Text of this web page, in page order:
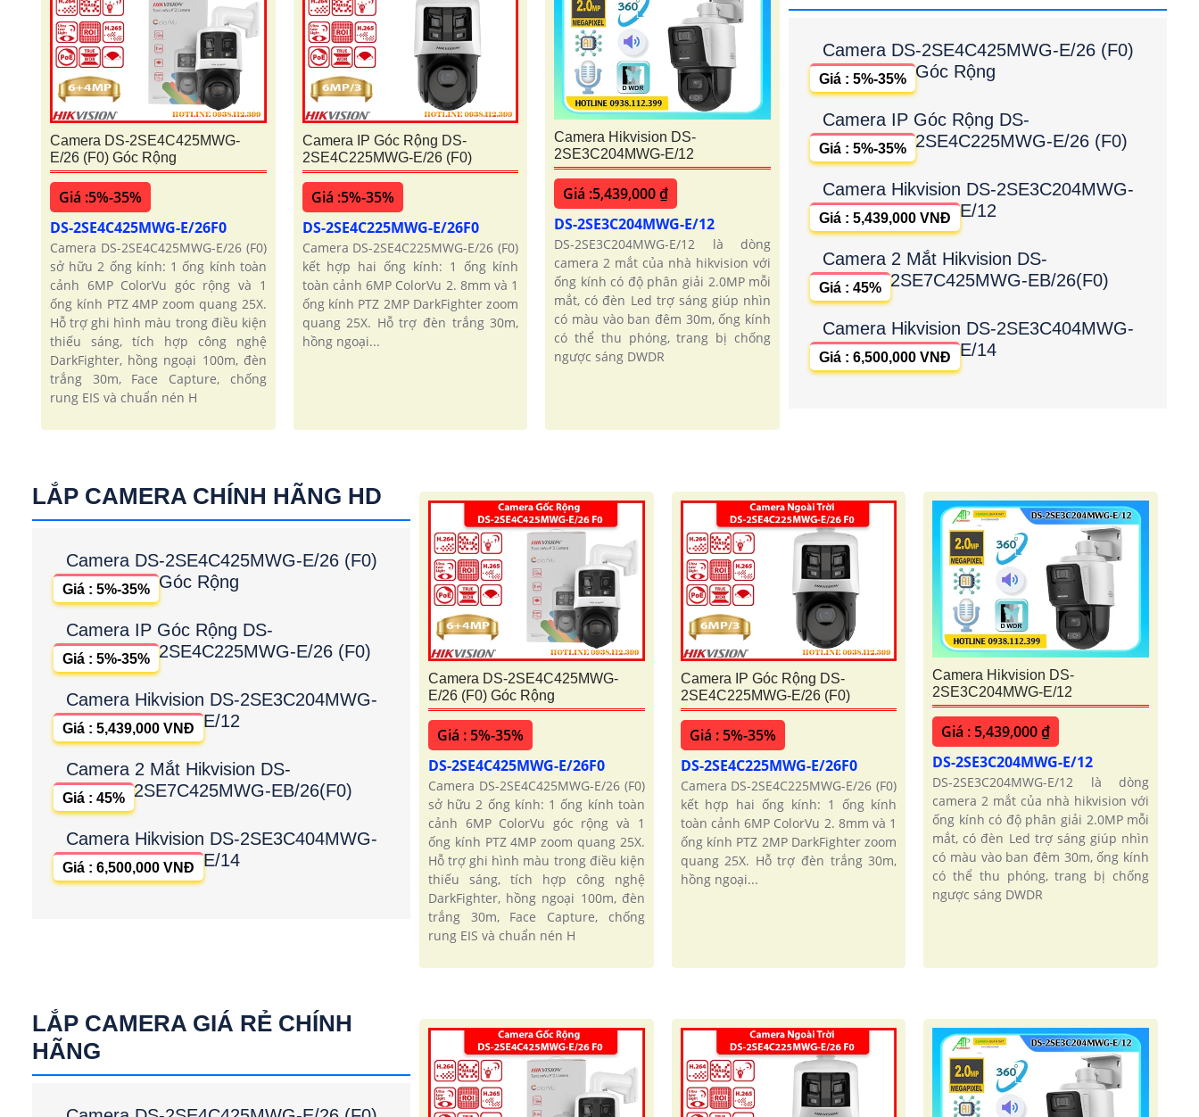
Camera DS-2SE4C425MWG-
E/26 (F0) Góc Rộng
Giá :5%-35%
DS-2SE4C425MWG-E/26F0
Camera DS-2SE4C425MWG-E/26 (F0)
sở hữu 2 ống kính: 1 ống kính toàn
cảnh 6MP ColorVu góc rộng và 1
ống kính PTZ 4MP zoom quang 25X.
Hỗ trợ ghi hình màu trong điều kiện
thiếu sáng, tích hợp công nghệ
DarkFighter, hồng ngoại 100m, đèn
trắng 30m, Face Capture, chống
rung EIS và chuẩn nén H
Camera IP Góc Rộng DS-
2SE4C225MWG-E/26 (F0)
Giá :5%-35%
DS-2SE4C225MWG-E/26F0
Camera DS-2SE4C225MWG-E/26 (F0)
kết hợp hai ống kính: 1 ống kính
toàn cảnh 6MP ColorVu 2. 8mm và 1
ống kính PTZ 2MP DarkFighter zoom
quang 25X. Hỗ trợ đèn trắng 30m,
hồng ngoại...
Camera Hikvision DS-
2SE3C204MWG-E/12
Giá :5,439,000 ₫
DS-2SE3C204MWG-E/12
DS-2SE3C204MWG-E/12 là dòng
camera 2 mắt của nhà hikvision với
ống kính có độ phân giải 2.0MP mỗi
mắt, có đèn Led trợ sáng giúp nhìn
có màu vào ban đêm 30m, ống kính
có thể thu phóng, trang bị chống
ngược sáng DWDR
Camera DS-2SE4C425MWG-E/26 (F0)
Góc Rộng
Giá : 5%-35%
Camera IP Góc Rộng DS-
2SE4C225MWG-E/26 (F0)
Giá : 5%-35%
Camera Hikvision DS-2SE3C204MWG-
E/12
Giá : 5,439,000 VNĐ
Camera 2 Mắt Hikvision DS-
2SE7C425MWG-EB/26(F0)
Giá : 45%
Camera Hikvision DS-2SE3C404MWG-
E/14
Giá : 6,500,000 VNĐ
LẮP CAMERA CHÍNH HÃNG HD
Camera DS-2SE4C425MWG-E/26 (F0)
Góc Rộng
Giá : 5%-35%
Camera IP Góc Rộng DS-
2SE4C225MWG-E/26 (F0)
Giá : 5%-35%
Camera Hikvision DS-2SE3C204MWG-
E/12
Giá : 5,439,000 VNĐ
Camera 2 Mắt Hikvision DS-
2SE7C425MWG-EB/26(F0)
Giá : 45%
Camera Hikvision DS-2SE3C404MWG-
E/14
Giá : 6,500,000 VNĐ
Camera DS-2SE4C425MWG-
E/26 (F0) Góc Rộng
Giá : 5%-35%
DS-2SE4C425MWG-E/26F0
Camera DS-2SE4C425MWG-E/26 (F0)
sở hữu 2 ống kính: 1 ống kính toàn
cảnh 6MP ColorVu góc rộng và 1
ống kính PTZ 4MP zoom quang 25X.
Hỗ trợ ghi hình màu trong điều kiện
thiếu sáng, tích hợp công nghệ
DarkFighter, hồng ngoại 100m, đèn
trắng 30m, Face Capture, chống
rung EIS và chuẩn nén H
Camera IP Góc Rộng DS-
2SE4C225MWG-E/26 (F0)
Giá : 5%-35%
DS-2SE4C225MWG-E/26F0
Camera DS-2SE4C225MWG-E/26 (F0)
kết hợp hai ống kính: 1 ống kính
toàn cảnh 6MP ColorVu 2. 8mm và 1
ống kính PTZ 2MP DarkFighter zoom
quang 25X. Hỗ trợ đèn trắng 30m,
hồng ngoại...
Camera Hikvision DS-
2SE3C204MWG-E/12
Giá : 5,439,000 ₫
DS-2SE3C204MWG-E/12
DS-2SE3C204MWG-E/12 là dòng
camera 2 mắt của nhà hikvision với
ống kính có độ phân giải 2.0MP mỗi
mắt, có đèn Led trợ sáng giúp nhìn
có màu vào ban đêm 30m, ống kính
có thể thu phóng, trang bị chống
ngược sáng DWDR
LẮP CAMERA GIÁ RẺ CHÍNH
HÃNG